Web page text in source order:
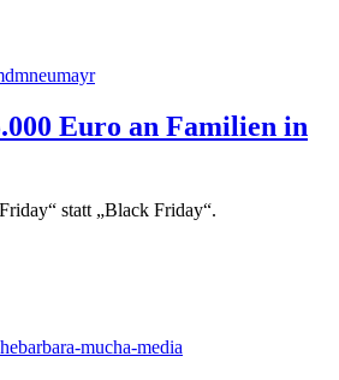
Euro an Familien in
statt „Black Friday“.